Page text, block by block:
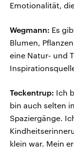
Emotionalität,
Wegmann: Es
Blumen,
eine Natur- und
Teckentrup: Ich
bin auch selten
Spaziergänge.
klein war. Mein